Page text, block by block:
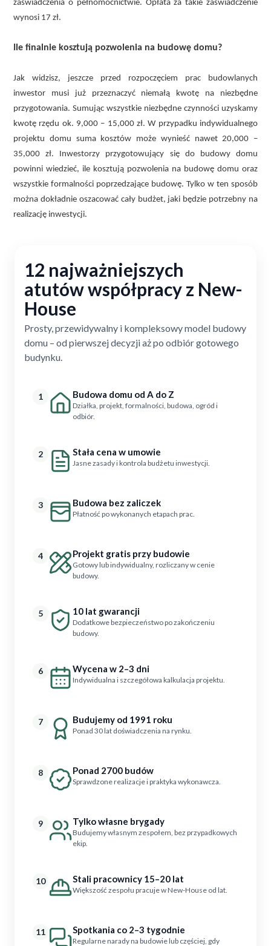
zaświadczenia o pełnomocnictwie. Opłata za takie zaświadczenie
wynosi 17 zł.
Ile finalnie kosztują pozwolenia na budowę domu?
Jak widzisz, jeszcze przed rozpoczęciem prac budowlanych
inwestor musi już przeznaczyć niemałą kwotę na niezbędne
przygotowania. Sumując wszystkie niezbędne czynności uzyskamy
kwotę rzędu ok. 9,000 – 15,000 zł. W przypadku indywidualnego
projektu domu suma kosztów może wynieść nawet 20,000 –
35,000 zł. Inwestorzy przygotowujący się do budowy domu
powinni wiedzieć, ile kosztują pozwolenia na budowę domu oraz
wszystkie formalności poprzedzające budowę. Tylko w ten sposób
można dokładnie oszacować cały budżet, jaki będzie potrzebny na
realizację inwestycji.
12 najważniejszych
atutów współpracy z New-
House
Prosty, przewidywalny i kompleksowy model budowy
domu – od pierwszej decyzji aż po odbiór gotowego
budynku.
1 Budowa domu od A do Z
Działka, projekt, formalności, budowa, ogród i
odbiór.
2 Stała cena w umowie
Jasne zasady i kontrola budżetu inwestycji.
3 Budowa bez zaliczek
Płatność po wykonanych etapach prac.
4 Projekt gratis przy budowie
Gotowy lub indywidualny, rozliczany w cenie
budowy.
5 10 lat gwarancji
Dodatkowe bezpieczeństwo po zakończeniu
budowy.
6 Wycena w 2–3 dni
Indywidualna i szczegółowa kalkulacja projektu.
7 Budujemy od 1991 roku
Ponad 30 lat doświadczenia na rynku.
8 Ponad 2700 budów
Sprawdzone realizacje i praktyka wykonawcza.
9 Tylko własne brygady
Budujemy własnym zespołem, bez przypadkowych
ekip.
10 Stali pracownicy 15–20 lat
Większość zespołu pracuje w New-House od lat.
11 Spotkania co 2–3 tygodnie
Regularne narady na budowie lub częściej, gdy